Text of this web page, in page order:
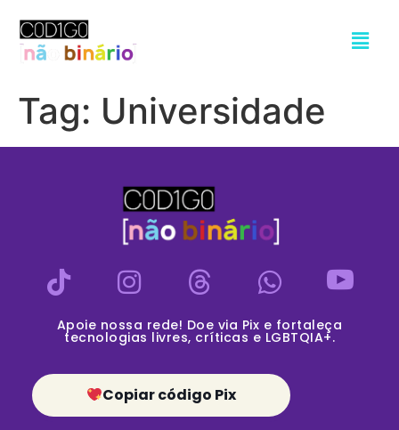
Tag: Universidade
Apoie nossa rede! Doe via Pix e fortaleça
tecnologias livres, críticas e LGBTQIA+.
Copiar código Pix